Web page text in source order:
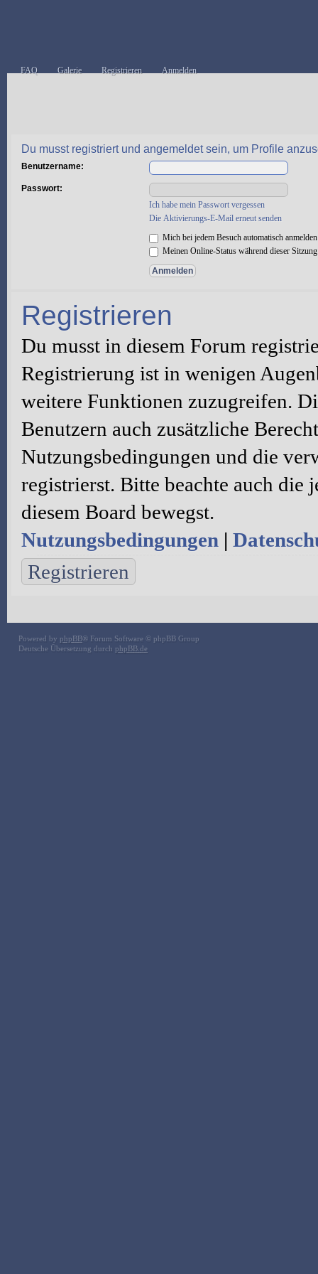
FAQ Galerie Registrieren Anmelden
Du musst registriert und angemeldet sein, um Profile
Benutzername:
Passwort:
Ich habe mein Passwort vergessen
Die Aktivierungs-E-Mail erneut senden
Mich bei jedem Besuch automatisch anmelden
Meinen Online-Status während dieser
Registrieren
Du musst in diesem Forum
Registrierung ist in wenigen
weitere Funktionen zuzugreifen.
Benutzern auch zusätzliche
Nutzungsbedingungen und die
registrierst. Bitte beachte auch
diesem Board bewegst.
Nutzungsbedingungen |
Registrieren
Powered by phpBB® Forum Software © phpBB Group
Deutsche Übersetzung durch phpBB.de